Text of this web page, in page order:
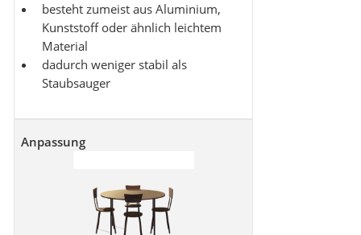
besteht zumeist aus Aluminium,
Kunststoff oder ähnlich leichtem
Material
dadurch weniger stabil als
Staubsauger
Anpassung